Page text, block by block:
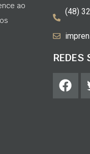
ao
(48)
REDES